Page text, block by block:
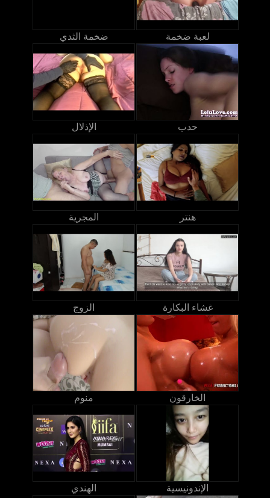
ضخمة الثدي لعبة ضخمة
الإذلال حدب
المجرية هنتر
الزوج غشاء البكارة
منوم الخارقون
الهندي الإندونيسية